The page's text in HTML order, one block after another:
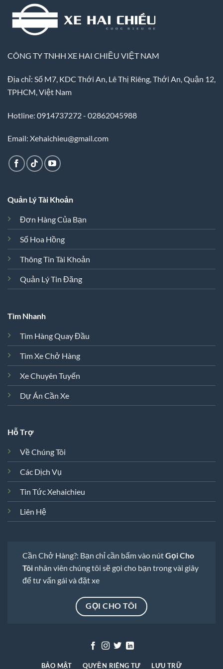
CÔNG TY TNHH XE HAI CHIỀU VIỆT NAM
Địa chỉ: Số M7, KDC Thới An, Lê Thị Riêng, Thới An, Quận 12,
TPHCM, Việt Nam
Hotline: 0914737272 - 02862045988
Email: Xehaichieu@gmail.com
Quản Lý Tài Khoản
Đơn Hàng Của Bạn
Sổ Hoa Hồng
Thông Tin Tài Khoản
Quản Lý Tin Đăng
Tìm Nhanh
Tìm Hàng Quay Đầu
Tìm Xe Chở Hàng
Xe Chuyên Tuyến
Dự Án Cần Xe
Hỗ Trợ
Về Chúng Tôi
Các Dịch Vụ
Tin Tức Xehaichieu
Liên Hệ
Cần Chở Hàng?: Bạn chỉ cần bấm vào nútGọi Cho
Tôi nhân viên chúng tôi sẽ gọi cho bạn trong vài giây
để tư vấn gái và đặt xe
GỌI CHO TÔI
BẢO MẬT QUYỀN RIÊNG TƯ LƯU TRỮ